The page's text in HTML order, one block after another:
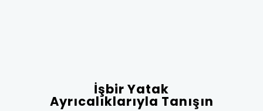
İşbir Yatak
Ayrıcalıklarıyla Tanışın